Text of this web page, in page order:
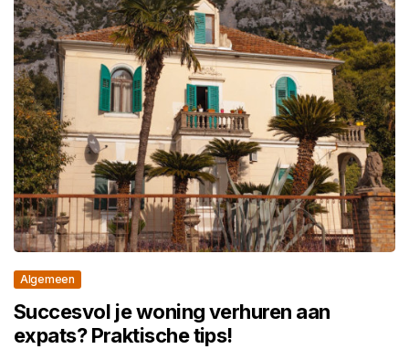
Algemeen
Succesvol je woning verhuren aan
expats? Praktische tips!